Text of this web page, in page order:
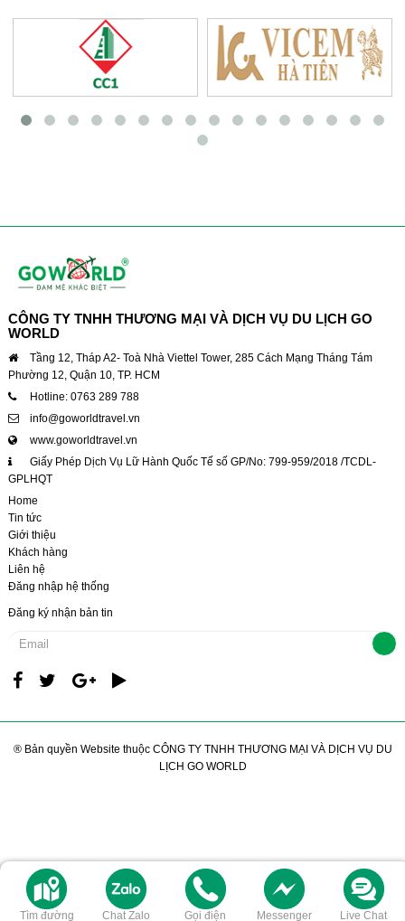
CÔNG TY TNHH THƯƠNG MẠI VÀ DỊCH VỤ DU LỊCH GO
WORLD
Tầng 12, Tháp A2- Toà Nhà Viettel Tower, 285 Cách Mạng Tháng Tám
Phường 12, Quận 10, TP. HCM
Hotline: 0763 289 788
info@goworldtravel.vn
www.goworldtravel.vn
Giấy Phép Dịch Vụ Lữ Hành Quốc Tế số GP/No: 799-959/2018 /TCDL-
GPLHQT
Home
Tin tức
Giới thiệu
Khách hàng
Liên hệ
Đăng nhập hệ thống
Đăng ký nhận bản tin
® Bản quyền Website thuộc CÔNG TY TNHH THƯƠNG MẠI VÀ DỊCH VỤ DU
LỊCH GO WORLD
Tìm đường Chat Zalo Gọi điện Messenger Live Chat